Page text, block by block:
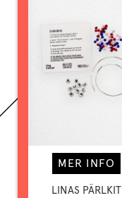
MER INFO
LINAS PÄRLKIT